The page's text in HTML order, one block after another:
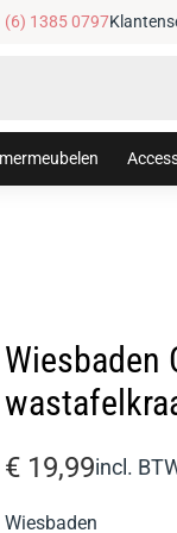
Gratis
(6) 1385 0797
Wiesbaden
€ 19,99incl.
Wiesbaden